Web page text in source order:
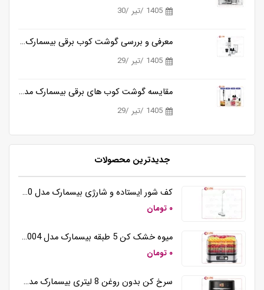
1405 /تیر /30
معرفی و بررسی گوشت کوب برقی بیسمارک مدل BM3315
1405 /تیر /29
مقایسه گوشت کوب های برقی بیسمارک مدل BM3315 و BM3316
1405 /تیر /29
جدیدترین محصولات
کف شور ایستاده و شارژی بیسمارک مدل BM5510
۰ تومان
میوه خشک کن 5 طبقه بیسمارک مدل BM3004
۰ تومان
سرخ کن بدون روغن 8 لیتری بیسمارک مدل BM3570